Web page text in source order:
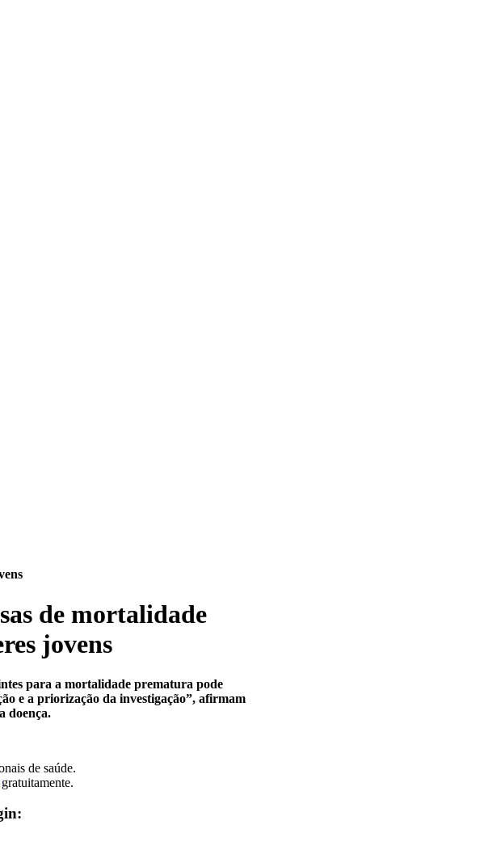
de mortalidade
jovens
para a mortalidade prematura pode
e a priorização da investigação”, afirmam
doença.
de saúde.
gratuitamente.